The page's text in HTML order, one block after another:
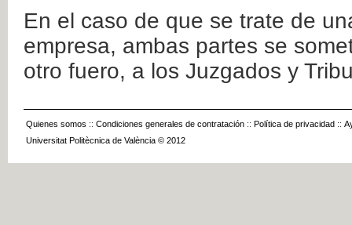
En el caso de que se trate de
empresa, ambas partes se
otro fuero, a los Juzgados y
Quienes somos :: Condiciones generales de contratación :: Política de privacidad ::
Universitat Politècnica de València © 2012